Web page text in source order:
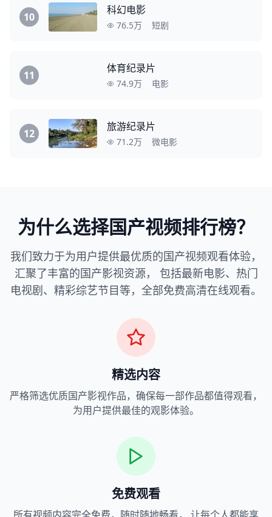
10
科幻电影
76.5万 短剧
11
体育纪录片
74.9万 电影
12
旅游纪录片
71.2万 微电影
为什么选择国产视频排行榜？
我们致力于为用户提供最优质的国产视频观看体验，
汇聚了丰富的国产影视资源， 包括最新电影、热门
电视剧、精彩综艺节目等，全部免费高清在线观看。
精选内容
严格筛选优质国产影视作品，确保每一部作品都值得观看，
为用户提供最佳的观影体验。
免费观看